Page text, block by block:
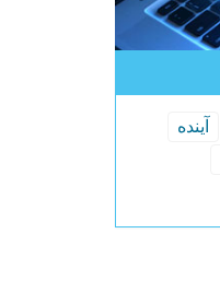
آینده